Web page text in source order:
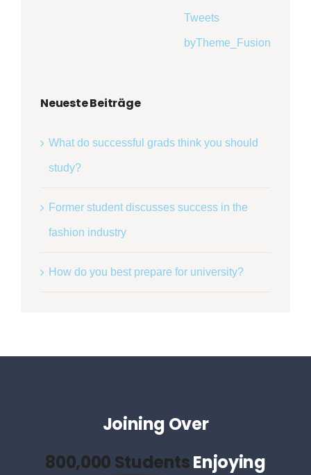
Tweets
byTheme_Fusion
Neueste Beiträge
What do successful grads think you should
study?
Former student discusses success in the
fashion industry
How do you best prepare for university?
Joining Over
800,000 StudentsEnjoying